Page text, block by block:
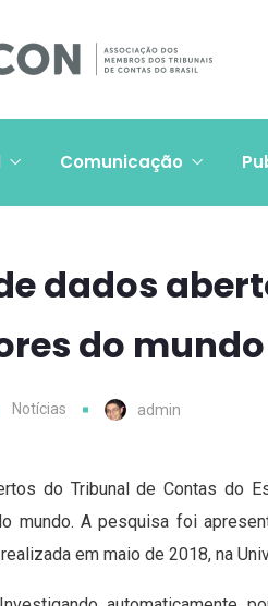
Comunicação
dados
do mundo
Notícias admin
do Tribunal de Contas do
mundo. A pesquisa foi
em maio de 2018, na